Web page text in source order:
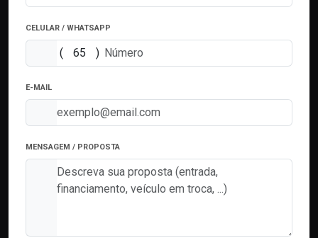
CELULAR / WHATSAPP
( )
E-MAIL
MENSAGEM / PROPOSTA